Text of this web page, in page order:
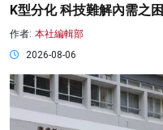
K型分化 科技難解內需之
作者: 本社編輯部
2026-08-06